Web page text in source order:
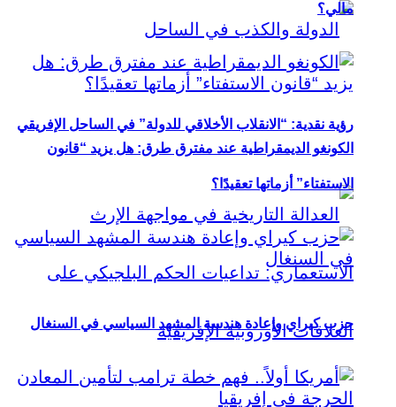
رؤية نقدية: “الانقلاب الأخلاقي للدولة” في الساحل الإفريقي
مالي؟
الكونغو الديمقراطية عند مفترق طرق: هل يزيد “قانون
الاستفتاء” أزماتها تعقيدًا؟
حزب كيراي وإعادة هندسة المشهد السياسي في السنغال